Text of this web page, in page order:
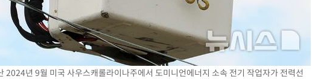
년 9월 미국 사우스캐롤라이나주에서 도미니언에너지 소속 전기 작업자가 전력선